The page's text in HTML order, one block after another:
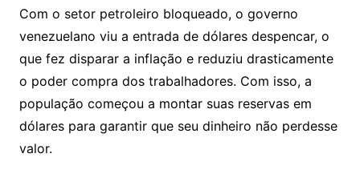
Com o setor petroleiro bloqueado, o governo
venezuelano viu a entrada de dólares despencar, o
que fez disparar a inflação e reduziu drasticamente
o poder compra dos trabalhadores. Com isso, a
população começou a montar suas reservas em
dólares para garantir que seu dinheiro não perdesse
valor.